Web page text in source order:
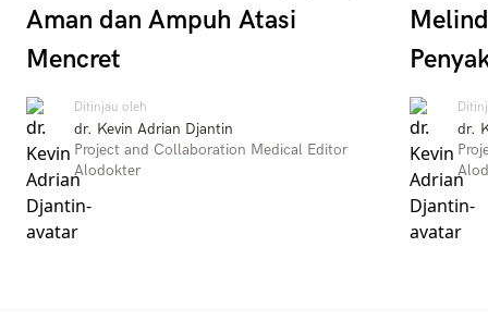
Aman dan Ampuh Atasi
Mencret
Ditinjau oleh
dr. Kevin Adrian Djantin
Project and Collaboration Medical Editor
Alodokter
dr.